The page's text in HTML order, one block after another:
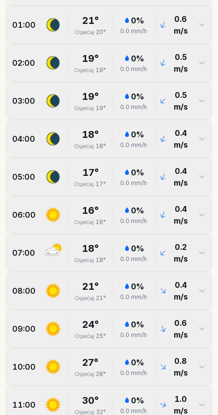
01:00 21°
Osjećaj 20°
0%
0.0 mm/h
0.6
m/s
02:00 19°
Osjećaj 19°
0%
0.0 mm/h
0.5
m/s
03:00 19°
Osjećaj 19°
0%
0.0 mm/h
0.5
m/s
04:00 18°
Osjećaj 18°
0%
0.0 mm/h
0.4
m/s
05:00 17°
Osjećaj 17°
0%
0.0 mm/h
0.4
m/s
06:00 16°
Osjećaj 16°
0%
0.0 mm/h
0.4
m/s
07:00 18°
Osjećaj 18°
0%
0.0 mm/h
0.2
m/s
08:00 21°
Osjećaj 21°
0%
0.0 mm/h
0.4
m/s
09:00 24°
Osjećaj 25°
0%
0.0 mm/h
0.6
m/s
10:00 27°
Osjećaj 28°
0%
0.0 mm/h
0.8
m/s
11:00 30°
Osjećaj 32°
0%
0.0 mm/h
1.0
m/s